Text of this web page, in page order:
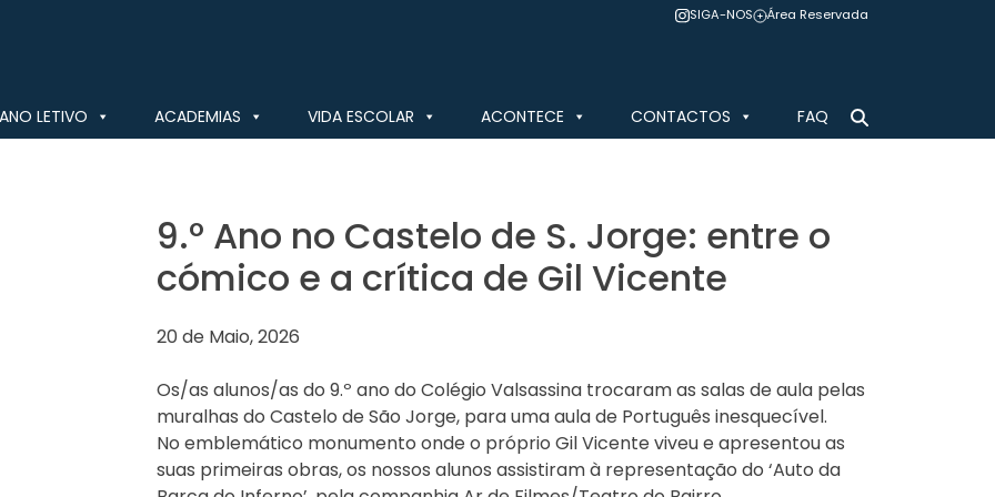
SIGA-NOS Área Reservada
ANO LETIVO ACADEMIAS VIDA ESCOLAR ACONTECE CONTACTOS FAQ
9.º Ano no Castelo de S. Jorge: entre o
cómico e a crítica de Gil Vicente
20 de Maio, 2026
Os/as alunos/as do 9.º ano do Colégio Valsassina trocaram as salas de aula pelas
muralhas do Castelo de São Jorge, para uma aula de Português inesquecível.
No emblemático monumento onde o próprio Gil Vicente viveu e apresentou as
suas primeiras obras, os nossos alunos assistiram à representação do ‘Auto da